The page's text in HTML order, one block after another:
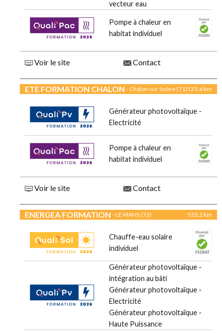
vecteur eau
Pompe à chaleur en
habitat individuel
Voir le site Contact
ETE FORMATION CHALON - Chalon sur Saône (71)533.6 km
Générateur photovoltaïque -
Electricité
Pompe à chaleur en
habitat individuel
Voir le site Contact
ENERGEA FORMATION - LE MANS (72) 535.2 km
Chauffe-eau solaire
individuel
Générateur photovoltaïque -
intégration au bâti
Générateur photovoltaïque -
Electricité
Générateur photovoltaïque -
Haute Puissance